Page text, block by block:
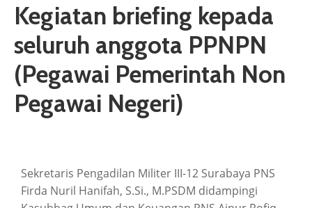
GALERI
HUBUNGI
Kegiatan briefing kepada
seluruh anggota PPNPN
(Pegawai Pemerintah Non
Pegawai Negeri)
Sekretaris Pengadilan Militer III-12 Surabaya PNS
Firda Nuril Hanifah, S.Si., M.PSDM didampingi